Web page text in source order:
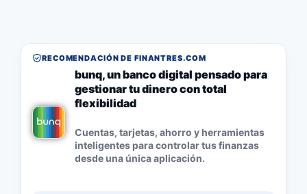
RECOMENDACIÓN DE FINANTRES.COM
bunq, un banco digital pensado para
gestionar tu dinero con total
flexibilidad
Cuentas, tarjetas, ahorro y herramientas
inteligentes para controlar tus finanzas
desde una única aplicación.